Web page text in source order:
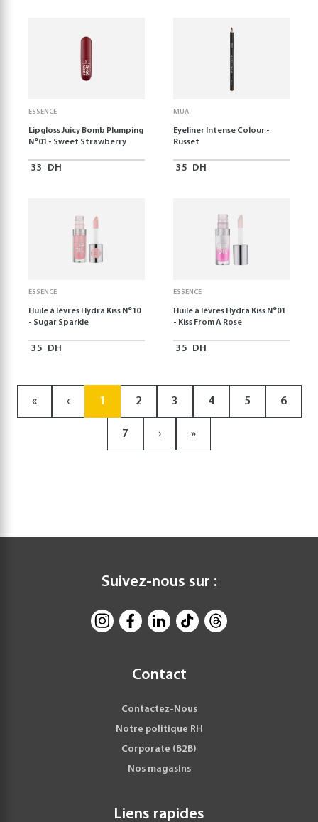
ESSENCE
Lipgloss Juicy Bomb Plumping
N°01 - Sweet Strawberry
33 DH
MUA
Eyeliner Intense Colour -
Russet
35 DH
ESSENCE
Huile à lèvres Hydra Kiss N°10
- Sugar Sparkle
35 DH
ESSENCE
Huile à lèvres Hydra Kiss N°01
- Kiss From A Rose
35 DH
« ‹ 1 2 3 4 5 6
7 › »
Suivez-nous sur :
Contact
Contactez-Nous
Notre politique RH
Corporate (B2B)
Nos magasins
Liens rapides